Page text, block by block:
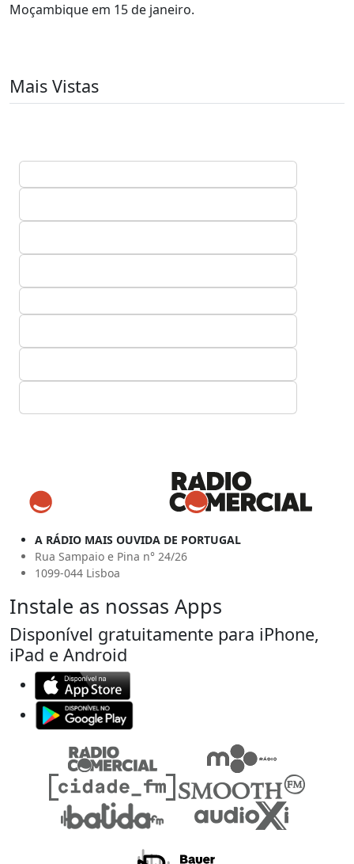
Moçambique em 15 de janeiro.
Mais Vistas
A RÁDIO MAIS OUVIDA DE PORTUGAL
Rua Sampaio e Pina n° 24/26
1099-044 Lisboa
Instale as nossas Apps
Disponível gratuitamente para iPhone,
iPad e Android